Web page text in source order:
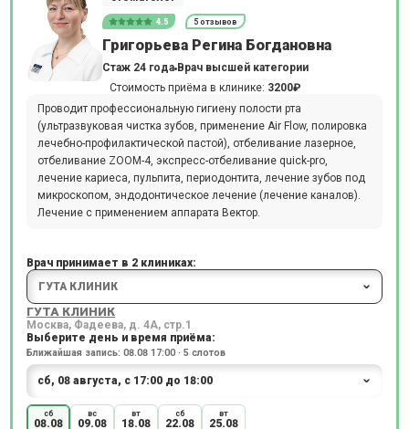
4.5 5 отзывов
Григорьева Регина Богдановна
Стаж 24 года Врач высшей категории
Стоимость приёма в клинике: 3200₽
Проводит профессиональную гигиену полости рта
(ультразвуковая чистка зубов, применение Air Flow, полировка
лечебно-профилактической пастой), отбеливание лазерное,
отбеливание ZOOM-4, экспресс-отбеливание quick-pro,
лечение кариеса, пульпита, периодонтита, лечение зубов под
микроскопом, эндодонтическое лечение (лечение каналов).
Лечение с применением аппарата Вектор.
Врач принимает в 2 клиниках:
ГУТА КЛИНИК
Москва, Фадеева, д. 4А, стр.1
Выберите день и время приёма:
Ближайшая запись: 08.08 17:00 · 5 слотов
сб
08.08
вс
09.08
вт
18.08
сб
22.08
вт
25.08